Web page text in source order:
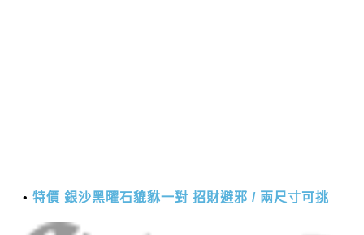
特價 銀沙黑曜石貔貅一對 招財避邪 / 兩尺寸可挑